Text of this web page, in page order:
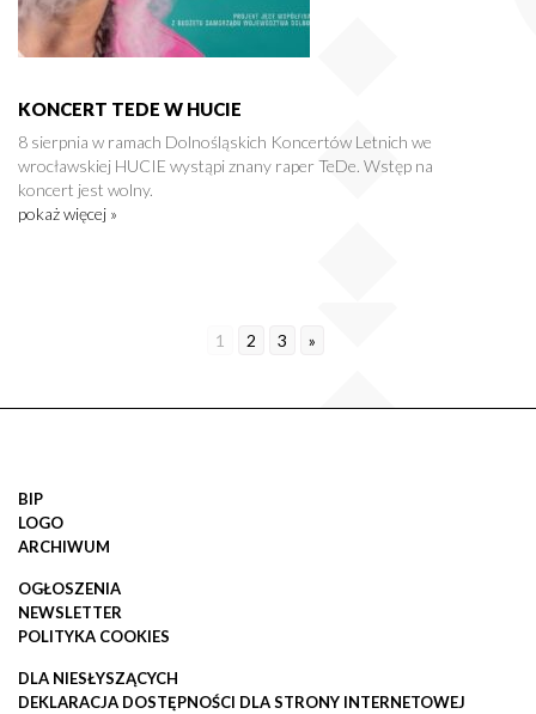
KONCERT TEDE W HUCIE
8 sierpnia w ramach Dolnośląskich Koncertów Letnich we
wrocławskiej HUCIE wystąpi znany raper TeDe. Wstęp na
koncert jest wolny.
pokaż więcej »
1 2 3 »
BIP
LOGO
ARCHIWUM
OGŁOSZENIA
NEWSLETTER
POLITYKA COOKIES
DLA NIESŁYSZĄCYCH
DEKLARACJA DOSTĘPNOŚCI DLA STRONY INTERNETOWEJ